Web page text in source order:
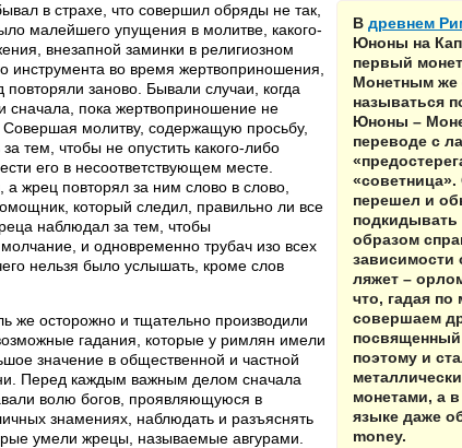
В древнем
Юноны на
первый
Монетным же
называться
Юноны –
переводе с
перешел и
подкидывать
образом
зависимости
ляжет –
что, гадая
совершаем
поэтому и
монетами, а
языке даже
money.
в страхе, что совершил обряды не так,
малейшего упущения в молитве, какого-
внезапной заминки в религиозном
инструмента во время жертвоприношения,
заново. Бывали случаи, когда
сначала, пока жертвоприношение не
молитву, содержащую просьбу,
тем, чтобы не опустить какого-либо
его в несоответствующем месте.
а жрец повторял за ним слово в слово,
который следил, правильно ли все
наблюдал за тем, чтобы
и одновременно трубач изо всех
нельзя было услышать, кроме слов
же осторожно и тщательно производили
гадания, которые у римлян имели
значение в общественной и частной
Перед каждым важным делом сначала
волю богов, проявляющуюся в
знамениях, наблюдать и разъяснять
умели жрецы, называемые авгурами.